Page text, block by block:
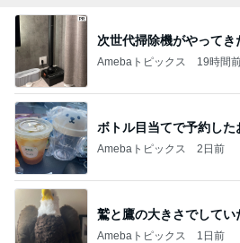
次世代掃除機がやってき
Amebaトピックス 19時間
ボトル目当てで予約した
Amebaトピックス 2日前
鷲と鷹の大きさでしてい
Amebaトピックス 1日前